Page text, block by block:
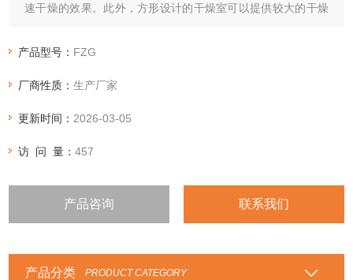
速干燥的效果。此外，方形设计的干燥室可以提供较大的干燥
产品型号： FZG
厂商性质：生产厂家
更新时间： 2026-03-05
访 问 量：457
产品咨询 联系我们
产品分类 PRODUCT CATEGORY